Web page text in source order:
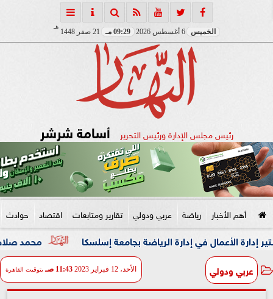
الخميس 09:29 مـ 21 صفر 1448
هـ
رئيس مجلس الإدارة ورئيس التحرير أسامة شرشر
أهم الأخبار رياضة عربي ودولي تقارير ومتابعات اقتصاد حوادث
محمد صلاح: لم أتوقع في إدارة الرياضة بجامعة إسلسكا
عربي ودولي الأحد، 12 فبراير 2023 11:43 صـ بتوقيت القاهرة